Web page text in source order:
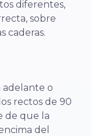
diferentes,
sobre
caderas.
adelante o
rectos de 90
de que la
del